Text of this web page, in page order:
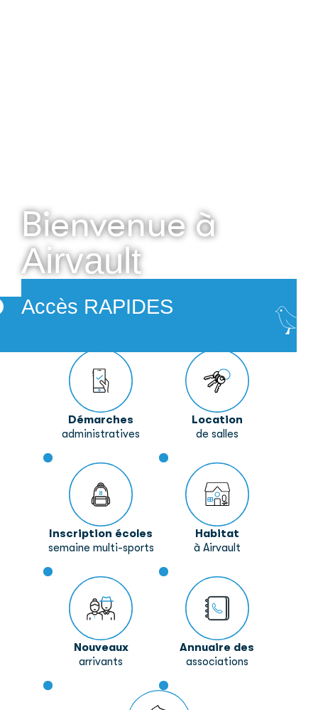
Bienvenue à
Airvault
Accès RAPIDES
Démarches
administratives
Location
de salles
Inscription écoles
semaine multi-sports
Habitat
à Airvault
Nouveaux
arrivants
Annuaire des
associations